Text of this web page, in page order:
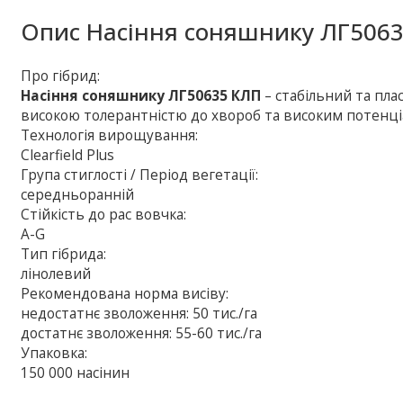
Опис Насіння соняшнику
Про гібрид:
Насіння соняшнику ЛГ50635 КЛП – cтабільний та
високою толерантністю до хвороб та високим
Технологія вирощування:
Clearfield Plus
Група стиглості / Період вегетації:
середньоранній
Стійкість до рас вовчка:
A-G
Тип гібрида:
лінолевий
Рекомендована норма висіву:
недостатнє зволоження: 50 тис./га
достатнє зволоження: 55-60 тис./га
Упаковка:
150 000 насінин